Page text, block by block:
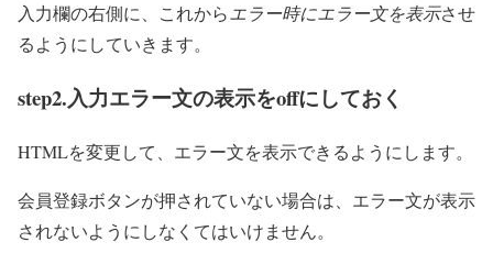
入力欄の右側に、これからエラー時にエラー文を表示させ
るようにしていきます。
step2.入力エラー文の表示をoffにしておく
HTMLを変更して、エラー文を表示できるようにします。
会員登録ボタンが押されていない場合は、エラー文が表示
されないようにしなくてはいけません。